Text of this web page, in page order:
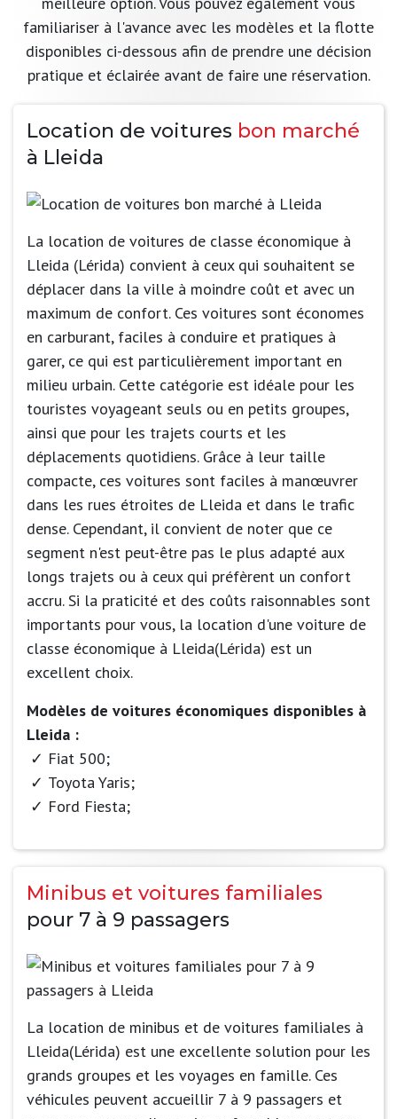
familiariser à l'avance avec les modèles et la flotte
disponibles ci-dessous afin de prendre une décision
pratique et éclairée avant de faire une réservation.
Location de voitures bon marché
à Lleida
La location de voitures de classe économique à
Lleida (Lérida) convient à ceux qui souhaitent se
déplacer dans la ville à moindre coût et avec un
maximum de confort. Ces voitures sont économes
en carburant, faciles à conduire et pratiques à
garer, ce qui est particulièrement important en
milieu urbain. Cette catégorie est idéale pour les
touristes voyageant seuls ou en petits groupes,
ainsi que pour les trajets courts et les
déplacements quotidiens. Grâce à leur taille
compacte, ces voitures sont faciles à manœuvrer
dans les rues étroites de Lleida et dans le trafic
dense. Cependant, il convient de noter que ce
segment n'est peut-être pas le plus adapté aux
longs trajets ou à ceux qui préfèrent un confort
accru. Si la praticité et des coûts raisonnables sont
importants pour vous, la location d'une voiture de
classe économique à Lleida(Lérida) est un
excellent choix.
Modèles de voitures économiques disponibles à
Lleida :
Fiat 500;
Toyota Yaris;
Ford Fiesta;
Minibus et voitures familiales
pour 7 à 9 passagers
La location de minibus et de voitures familiales à
Lleida(Lérida) est une excellente solution pour les
grands groupes et les voyages en famille. Ces
véhicules peuvent accueillir 7 à 9 passagers et